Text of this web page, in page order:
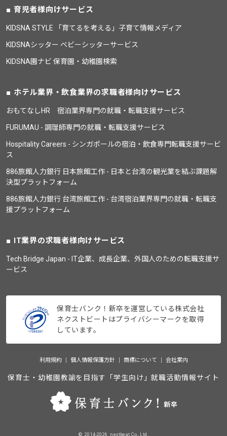
育児者様向けサービス
KIDSNA STYLE 「育てるを考える」子育て情報メディア
KIDSNAシッター ベビーシッターサービス
KIDSNA園ナビ 保育園・幼稚園検索
ホテル業界・飲食業界の求職者様向けサービス
おもてなしHR 宿泊業界専門の就職・転職支援サービス
FURUMAU - 調理師専門の就職・転職支援サービス
Hospitality Careers - シンガポールの宿泊・飲食専門転職支援サービ
ス
886旅館人力銀行 日本旅館工作 - 日本と台湾の観光業を結ぶ課題解
決型プラットフォーム
886旅館人力銀行 台湾旅館工作 - 台湾宿泊業界専門の就職・転職支
援プラットフォーム
IT業界の求職者様向けサービス
Tech Bridge Japan - IT企業、成長企業、外国人のための転職支援サ
ービス
保育士バンク！新卒を運営している株式会社
ネクストビートはプライバシーマークを取得
しています。
利用規約 個人情報保護方針 商標について 会社案内
保育士・幼稚園教諭を目指す「学生向け」就職活動情報サイト
©_2014-2026_nextbeat Co., Ltd.